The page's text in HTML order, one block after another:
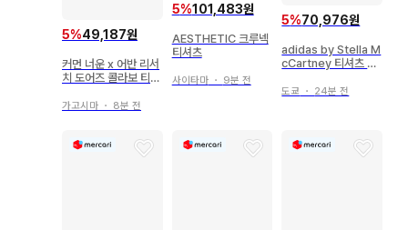
5%49,187원
커먼 너운 x 어반 리서
치 도어즈 콜라보 티셔
가고시마 ・ 8분 전
5%101,483원
AESTHETIC 크루넥
티셔츠
사이타마・ 9분 전
5%70,976원
adidas by Stella M
cCartney 티셔츠 여
도쿄 ・ 24분 전